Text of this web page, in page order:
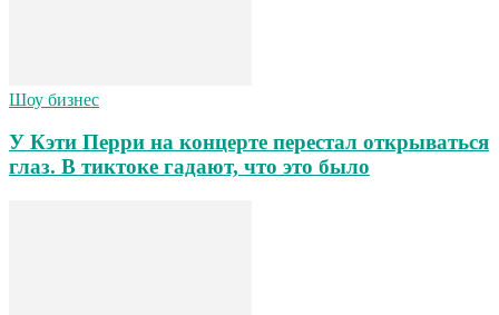
Шоу бизнес
У Кэти Перри на концерте перестал открываться
глаз. В тиктоке гадают, что это было